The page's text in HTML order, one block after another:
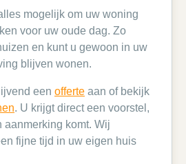
mogelijk om uw woning
voor uw oude dag. Zo
en kunt u gewoon in uw
blijven wonen.
een offerte aan of bekijk
. U krijgt direct een voorstel,
aanmerking komt. Wij
fijne tijd in uw eigen huis